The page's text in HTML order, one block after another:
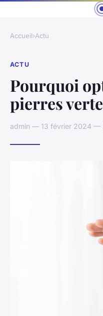
Accueil›Actu
ACTU
Pourquoi
pierres
admin — 13 février 2024 —